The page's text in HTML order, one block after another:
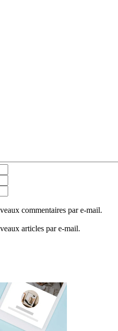
commentaires par e-mail.
articles par e-mail.